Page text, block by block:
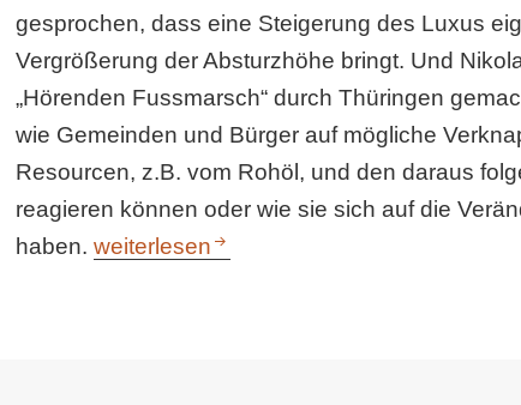
gesprochen, dass eine Steigerung des Luxus
Vergrößerung der Absturzhöhe bringt. Und
„Hörenden Fussmarsch“ durch Thüringen
wie Gemeinden und Bürger auf mögliche
Resourcen, z.B. vom Rohöl, und den daraus
reagieren können oder wie sie sich auf die
haben.WandelBar: Gedanken zur kommunalen
weiterlesen